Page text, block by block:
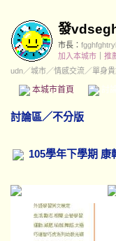
發
市長：
加入本城市
推
udn／城市／情感交流／單身
本城市首頁
討論區／不分版
105學年下學期